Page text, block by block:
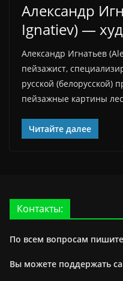
Александр
Ignatiev) —
Александр Игнатьев
пейзажист,
русской (белорусской)
пейзажные картины
Читайте далее
Контакты:
По всем вопросам
Вы можете поддержать